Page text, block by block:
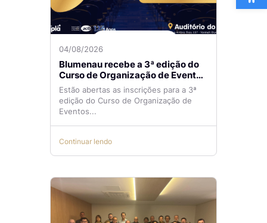
04/08/2026
Blumenau recebe a 3ª edição do
Curso de Organização de Eventos
Lilian Ribeiro
Estão abertas as inscrições para a 3ª
edição do Curso de Organização de
Eventos...
Continuar lendo